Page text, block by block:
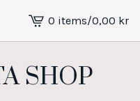
View
cart
0 items/0,00 kr
SHOP